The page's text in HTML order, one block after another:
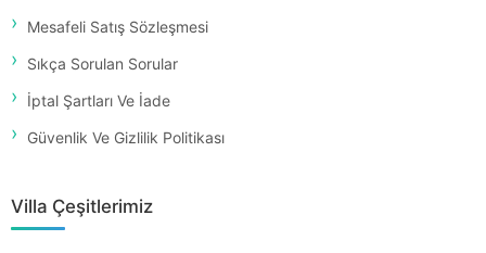
Mesafeli Satış Sözleşmesi
Sıkça Sorulan Sorular
İptal Şartları Ve İade
Güvenlik Ve Gizlilik Politikası
Villa Çeşitlerimiz